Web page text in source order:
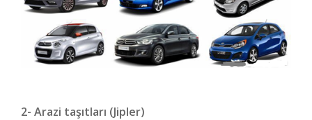
2- Arazi taşıtları (Jipler)